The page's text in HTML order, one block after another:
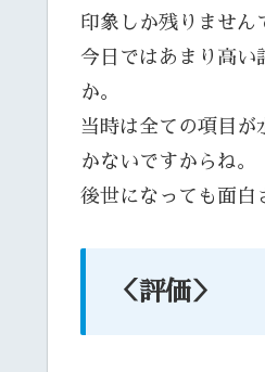
印象しか残りません
今日ではあまり高い
か。
当時は全ての項目が
かないですからね。
後世になっても面白
＜評価＞